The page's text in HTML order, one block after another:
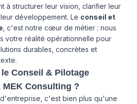
à structurer leur vision, clarifier leur
développement. Le conseil et
, c'est notre cœur de métier : nous
votre réalité opérationnelle pour
durables, concrètes et
Conseil & Pilotage
Consulting ?
c'est bien plus qu'une